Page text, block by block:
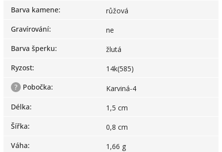
Barva kamene:
růžová
Gravírování:
ne
Barva šperku:
žlutá
Ryzost:
14k(585)
?
Pobočka:
Karviná-4
Délka:
1,5 cm
Šířka:
0,8 cm
Váha:
1,66 g